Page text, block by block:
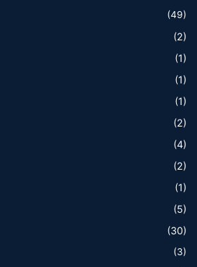
(49)
(2)
(1)
(1)
(1)
(2)
(4)
(2)
(1)
(5)
(30)
(3)